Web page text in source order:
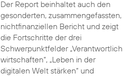
Der Report beinhaltet auch den
gesonderten, zusammengefassten,
nichtfinanziellen Bericht und zeigt
die Fortschritte der drei
Schwerpunktfelder „Verantwortlich
wirtschaften“, „Leben in der
digitalen Welt stärken“ und